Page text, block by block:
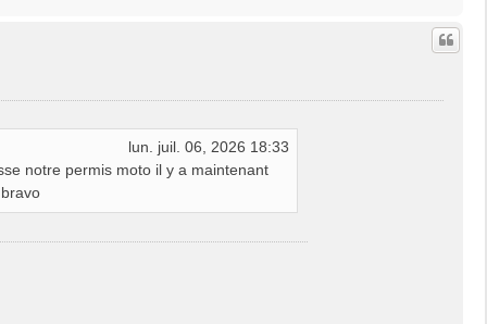
u
lun. juil. 06, 2026 18:33
notre permis moto il y a maintenant